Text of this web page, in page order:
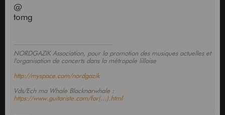
@
tomg
NORDGAZIK Association, pour la promotion des musiques actuelles et
l'organisation de concerts dans la métropole lilloise
http://myspace.com/nordgazik
Vds/Ech ma Whale Blacknarwhale :
https://www.guitariste.com/for(...).html